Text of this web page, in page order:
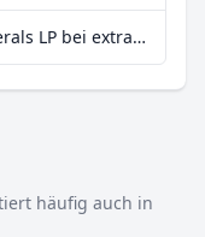
Mehr Daten zu Dorchester Minerals LP bei extraETF
häufig auch in